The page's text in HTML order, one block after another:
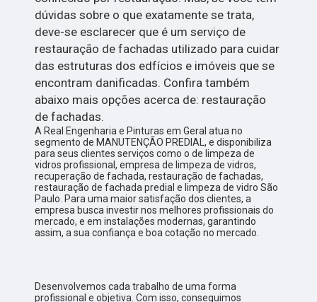
dúvidas sobre o que exatamente se trata,
deve-se esclarecer que é um serviço de
restauração de fachadas utilizado para cuidar
das estruturas dos edfícios e imóveis que se
encontram danificadas. Confira também
abaixo mais opções acerca de: restauração
de fachadas.
A Real Engenharia e Pinturas em Geral atua no
segmento de MANUTENÇÃO PREDIAL, e disponibiliza
para seus clientes serviços como o de limpeza de
vidros profissional, empresa de limpeza de vidros,
recuperação de fachada, restauração de fachadas,
restauração de fachada predial e limpeza de vidro São
Paulo. Para uma maior satisfação dos clientes, a
empresa busca investir nos melhores profissionais do
mercado, e em instalações modernas, garantindo
assim, a sua confiança e boa cotação no mercado.
Desenvolvemos cada trabalho de uma forma
profissional e objetiva. Com isso, conseguimos